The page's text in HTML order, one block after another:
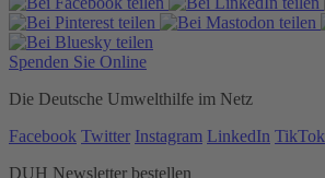
Spenden Sie Online
Die Deutsche Umwelthilfe im Netz
Facebook Twitter Instagram LinkedIn TikTok
DUH Newsletter bestellen